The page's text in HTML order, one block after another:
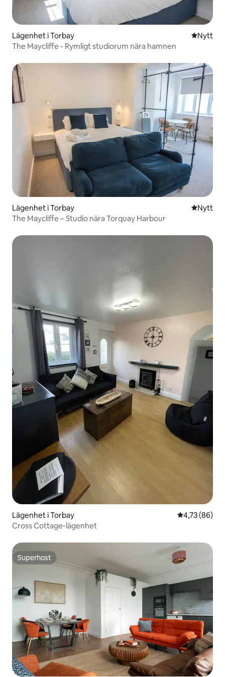
Lägenhet i Torbay NyttNytt
The Maycliffe - Rymligt studiorum nära hamnen
Lägenhet i Torbay NyttNytt
The Maycliffe – Studio nära Torquay Harbour
Lägenhet i Torbay 4,73 av 5 i
4,73 (86)
Cross Cottage-lägenhet
Superhost
Superhost